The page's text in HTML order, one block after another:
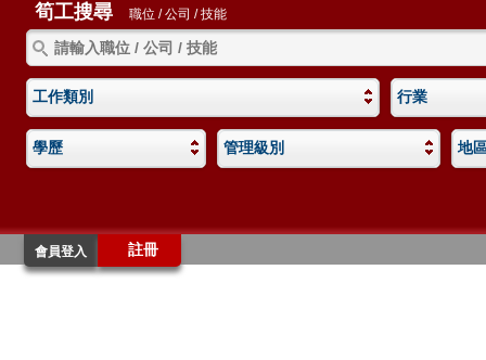
筍工搜尋 職位 / 公司 / 技能
工作類別 行業
學歷 管理級別 地
會員登入 註冊